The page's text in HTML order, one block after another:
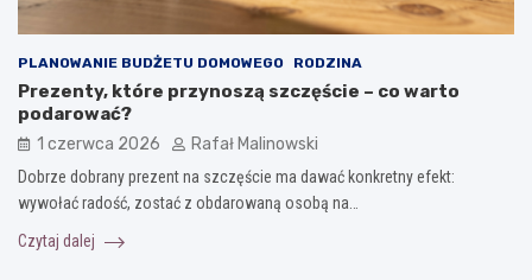
PLANOWANIE BUDŻETU DOMOWEGO RODZINA
Prezenty, które przynoszą szczęście – co warto
podarować?
1 czerwca 2026 Rafał Malinowski
Dobrze dobrany prezent na szczęście ma dawać konkretny efekt:
wywołać radość, zostać z obdarowaną osobą na…
Czytaj dalej